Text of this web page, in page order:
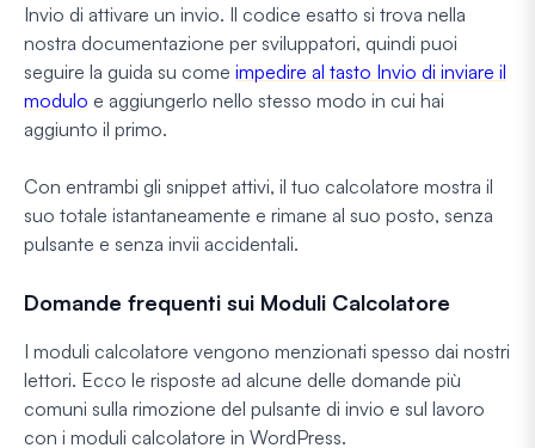
Invio di attivare un invio. Il codice esatto si trova nella
nostra documentazione per sviluppatori, quindi puoi
seguire la guida su come impedire al tasto Invio di inviare il
modulo e aggiungerlo nello stesso modo in cui hai
aggiunto il primo.
Con entrambi gli snippet attivi, il tuo calcolatore mostra il
suo totale istantaneamente e rimane al suo posto, senza
pulsante e senza invii accidentali.
Domande frequenti sui Moduli Calcolatore
I moduli calcolatore vengono menzionati spesso dai nostri
lettori. Ecco le risposte ad alcune delle domande più
comuni sulla rimozione del pulsante di invio e sul lavoro
con i moduli calcolatore in WordPress.